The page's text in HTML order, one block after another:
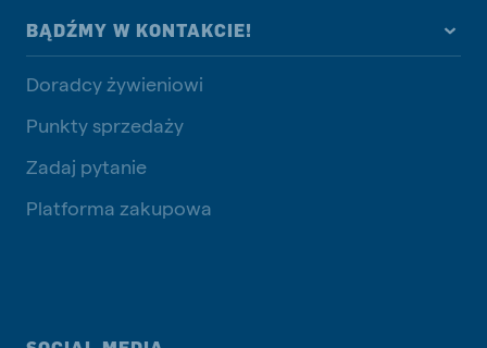
BĄDŹMY W KONTAKCIE!
Doradcy żywieniowi
Punkty sprzedaży
Zadaj pytanie
Platforma zakupowa